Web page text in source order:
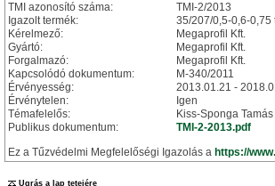
TMI azonosító száma:
TMI-2/2013
Igazolt termék:
35/207/0,5-0,6-
Kérelmező:
Megaprofil Kft.
Gyártó:
Megaprofil Kft.
Forgalmazó:
Megaprofil Kft.
Kapcsolódó dokumentum:
M-340/2011
Érvényesség:
2013.01.21 -
Érvénytelen:
Igen
Témafelelős:
Kiss-Sponga Tamás
Publikus dokumentum:
TMI-2-2013.pdf
Ez a Tűzvédelmi Megfelelőségi Igazolás a https://
Ugrás a lap tetejére